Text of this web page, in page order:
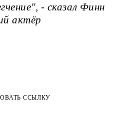
- сказал Финн
актёр
ССЫЛКУ